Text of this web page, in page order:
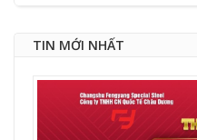
TIN MỚI NHẤT